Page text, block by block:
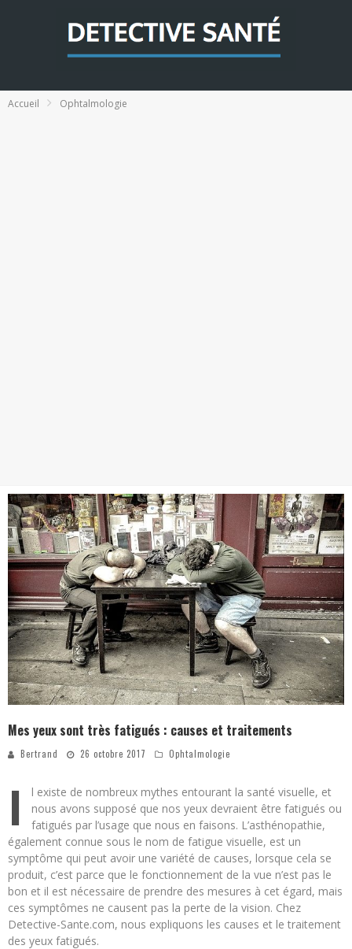
Accueil Ophtalmologie
Mes yeux sont très fatigués : causes et traitements
Bertrand 26 octobre 2017 Ophtalmologie
I
l existe de nombreux mythes entourant la santé visuelle, et
nous avons supposé que nos yeux devraient être fatigués ou
fatigués par l’usage que nous en faisons. L’asthénopathie,
également connue sous le nom de fatigue visuelle, est un
symptôme qui peut avoir une variété de causes, lorsque cela se
produit, c’est parce que le fonctionnement de la vue n’est pas le
bon et il est nécessaire de prendre des mesures à cet égard, mais
ces symptômes ne causent pas la perte de la vision. Chez
Detective-Sante.com, nous expliquons les causes et le traitement
des yeux fatigués.